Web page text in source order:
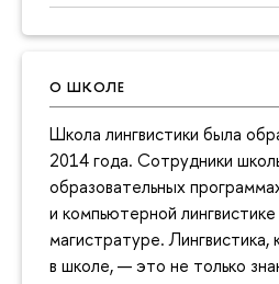
О ШКОЛЕ
Школа лингвистики была
2014 года. Сотрудники
образовательных
и компьютерной
магистратуре.
в школе, — это не только